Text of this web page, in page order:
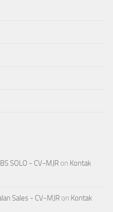
SOLO - CV-MJR on Kontak
Sales - CV-MJR on Kontak